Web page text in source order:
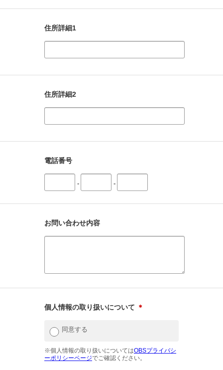
住所詳細1
住所詳細2
電話番号
- -
お問い合わせ内容
個人情報の取り扱いについて ＊
同意する
※個人情報の取り扱いについてはOBSプライバシ
ーポリシーページでご確認ください。